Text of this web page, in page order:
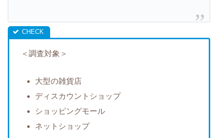
＜調査対象＞
大型の雑貨店
ディスカウントショップ
ショッピングモール
ネットショップ